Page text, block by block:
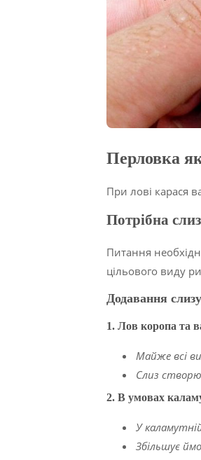
Перловка
При лові карася
Потрібна
Питання
цільового виду
Додавання
1. Лов коропа та
Майже всі
Слиз
2. В умовах
У
Збільшує